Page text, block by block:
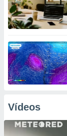
Vídeos